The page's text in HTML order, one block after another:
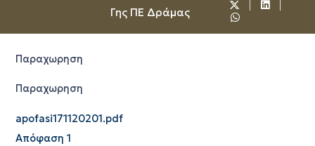
Γης ΠΕ Δράμας
Παραχωρηση
Παραχωρηση
apofasi171120201.pdf
Απόφαση 1